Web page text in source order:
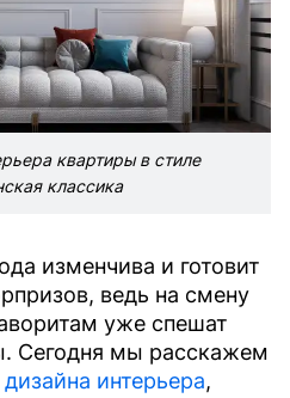
квартиры в стиле
классика
изменчива и готовит
ведь на смену
уже спешат
Сегодня мы расскажем
дизайна интерьера,